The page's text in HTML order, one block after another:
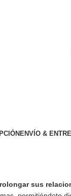
ENVÍO &
sus